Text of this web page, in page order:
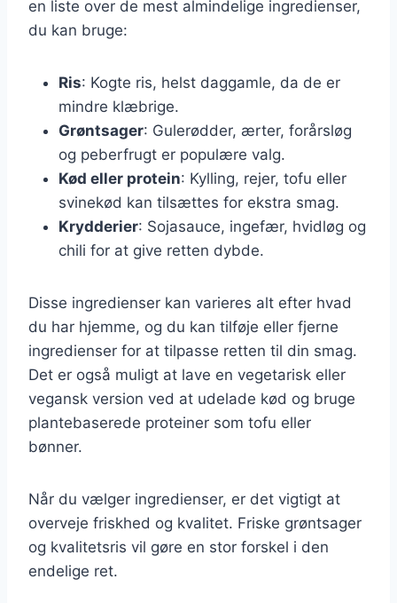
en liste over de mest almindelige ingredienser,
du kan bruge:
Ris: Kogte ris, helst daggamle, da de er
mindre klæbrige.
Grøntsager: Gulerødder, ærter, forårsløg
og peberfrugt er populære valg.
Kød eller protein: Kylling, rejer, tofu eller
svinekød kan tilsættes for ekstra smag.
Krydderier: Sojasauce, ingefær, hvidløg og
chili for at give retten dybde.
Disse ingredienser kan varieres alt efter hvad
du har hjemme, og du kan tilføje eller fjerne
ingredienser for at tilpasse retten til din smag.
Det er også muligt at lave en vegetarisk eller
vegansk version ved at udelade kød og bruge
plantebaserede proteiner som tofu eller
bønner.
Når du vælger ingredienser, er det vigtigt at
overveje friskhed og kvalitet. Friske grøntsager
og kvalitetsris vil gøre en stor forskel i den
endelige ret.